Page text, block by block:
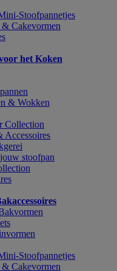
Stoofpannetjes
Cakevormen
het Koken
& Wokken
Collection
Accessoires
stoofpan
Stoofpannetjes
Cakevormen